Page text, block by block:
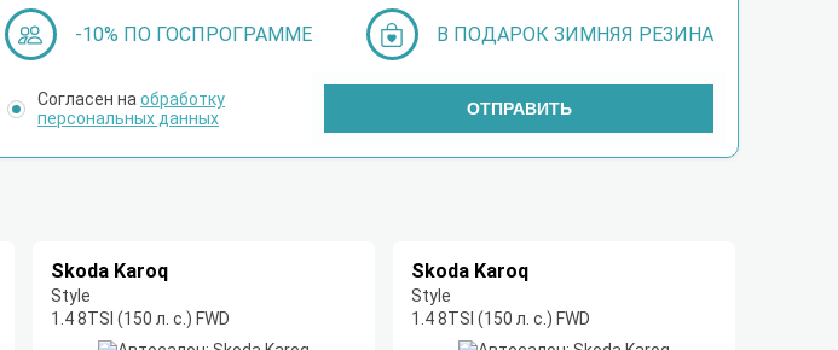
-10% ПО ГОСПРОГРАММЕ В ПОДАРОК ЗИМНЯЯ РЕЗИНА
Согласен на обработку
персональных данных
ОТПРАВИТЬ
Skoda Karoq
Style
1.4 8TSI (150 л. с.) FWD
Skoda Karoq
Style
1.4 8TSI (150 л. с.) FWD